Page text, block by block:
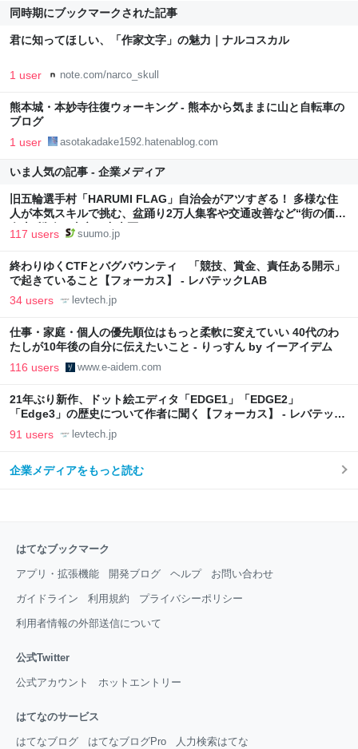
同時期にブックマークされた記事
君に知ってほしい、「作家文字」の魅力｜ナルコスカル
1 user note.com/narco_skull
熊本城・本妙寺往復ウォーキング - 熊本から気ままに山と自転車の
ブログ
1 user asotakadake1592.hatenablog.com
いま人気の記事 - 企業メディア
旧五輪選手村「HARUMI FLAG」自治会がアツすぎる！ 多様な住
人が本気スキルで挑む、盆踊り2万人集客や交通改善など“街の価値
向上”戦略 東京・中央区
117 users suumo.jp
終わりゆくCTFとバグバウンティ 「競技、賞金、責任ある開示」
で起きていること【フォーカス】 - レバテックLAB
34 users levtech.jp
仕事・家庭・個人の優先順位はもっと柔軟に変えていい 40代のわ
たしが10年後の自分に伝えたいこと - りっすん by イーアイデム
116 users www.e-aidem.com
21年ぶり新作、ドット絵エディタ「EDGE1」「EDGE2」
「Edge3」の歴史について作者に聞く【フォーカス】 - レバテック
LAB
91 users levtech.jp
企業メディアをもっと読む
はてなブックマーク
アプリ・拡張機能 開発ブログ ヘルプ お問い合わせ
ガイドライン 利用規約 プライバシーポリシー
利用者情報の外部送信について
公式Twitter
公式アカウント ホットエントリー
はてなのサービス
はてなブログ はてなブログPro 人力検索はてな